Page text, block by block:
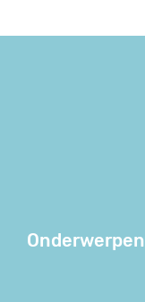
Onderwerpen